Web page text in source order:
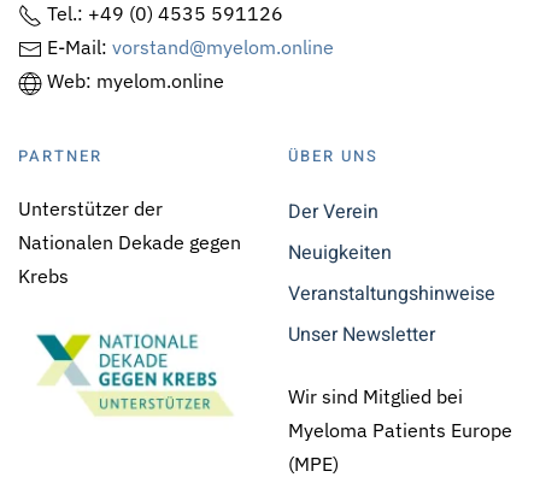
Tel.: +49 (0) 4535 591126
E-Mail: vorstand@myelom.online
Web: myelom.online
PARTNER
Unterstützer der
Nationalen Dekade gegen
Krebs
ÜBER UNS
Der Verein
Neuigkeiten
Veranstaltungshinweise
Unser Newsletter
Wir sind Mitglied bei
Myeloma Patients Europe
(MPE)